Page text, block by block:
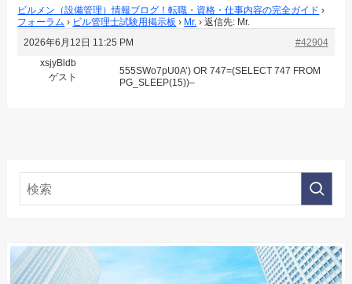
ビルメン（設備管理）情報ブログ！転職・資格・仕事内容の完全ガイド ›
フォーラム › ビル管理士試験用掲示板 › Mr. › 返信先: Mr.
2026年6月12日 11:25 PM
#42904
xsjyBldb
ゲスト
555SWo7pU0A’) OR 747=(SELECT 747 FROM
PG_SLEEP(15))–